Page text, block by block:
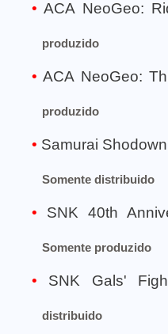
ACA NeoGeo:
produzido
ACA NeoGeo:
produzido
Samurai
Somente distribuido
SNK 40th
Somente produzido
SNK Gals'
distribuido